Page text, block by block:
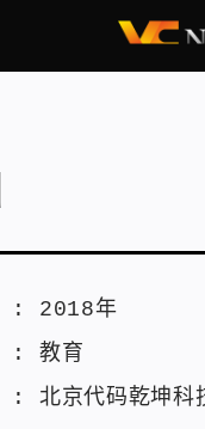
: 2018年
: 教育
: 北京代码乾坤科